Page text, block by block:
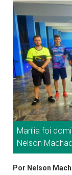
Marília foi
Nelson
Por Nelson